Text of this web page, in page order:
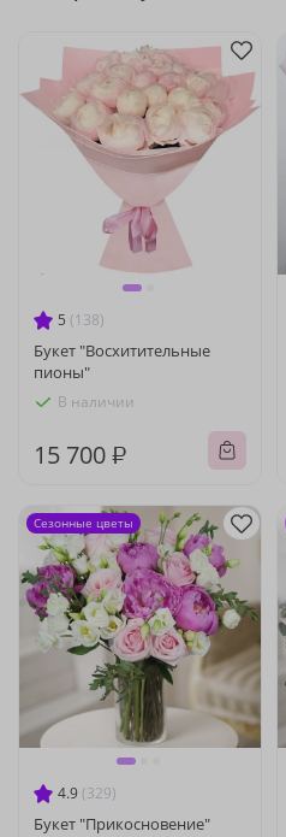
5 (138)
Букет "Восхитительные
пионы"
В наличии
15 700 ₽
4.9 (329)
Букет "Прикосновение"
Сезонные цветы